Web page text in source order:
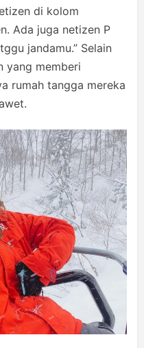
di kolom
Ada juga netizen P
jandamu.” Selain
yang memberi
rumah tangga mereka